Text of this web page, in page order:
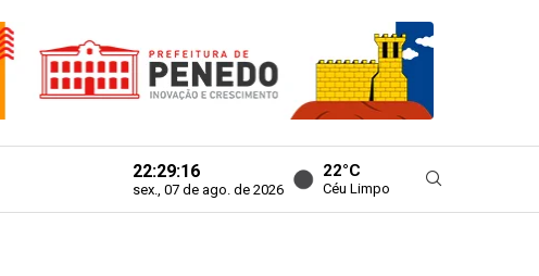
22:29:17
sex., 07 de ago. de 2026
22°C
Céu Limpo